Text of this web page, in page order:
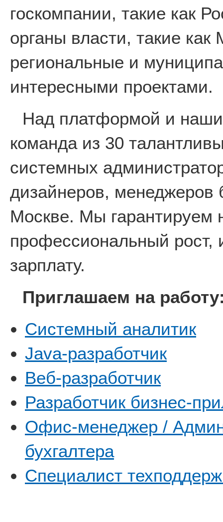
госкомпании, такие как
органы власти, такие
региональные и
интересными проектами.
Над платформой и
команда из 30
системных
дизайнеров, менеджеров
Москве. Мы гарантируем
профессиональный рост,
зарплату.
Приглашаем на
Системный аналитик
Java-разработчик
Веб-разработчик
Разработчик бизнес-
Офис-менеджер /
бухгалтера
Специалист